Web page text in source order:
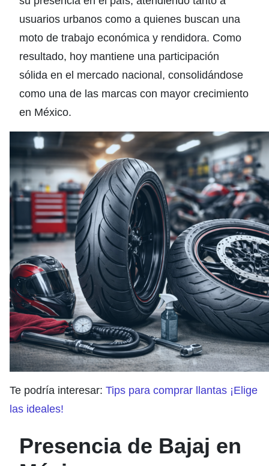
usuarios urbanos como a quienes buscan una
moto de trabajo económica y rendidora. Como
resultado, hoy mantiene una participación
sólida en el mercado nacional, consolidándose
como una de las marcas con mayor crecimiento
en México.
Te podría interesar: Tips para comprar llantas ¡Elige
las ideales!
Presencia de Bajaj en